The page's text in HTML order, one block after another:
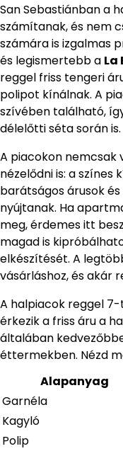
San Sebastiánban a
számítanak, és nem
számára is izgalmas
és legismertebb a La
reggel friss tengeri
polipot kínálnak. A
szívében található,
délelőtti séta során is.
A piacokon nemcsak
nézelődni is: a színes
barátságos árusok
nyújtanak. Ha
meg, érdemes itt
magad is
elkészítését. A
vásárláshoz, és akár
A halpiacok reggel
érkezik a friss áru a
általában
éttermekben. Nézd
Alapanyag
Garnéla
Kagyló
Polip